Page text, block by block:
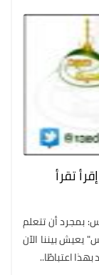
تقرأ
بمجرد أن تتعلم
يعيش بيننا الآن
اعتباطًا..